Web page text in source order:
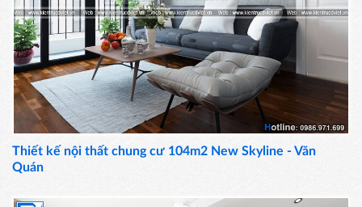
Thiết kế nội thất chung cư 104m2 New Skyline - Văn
Quán